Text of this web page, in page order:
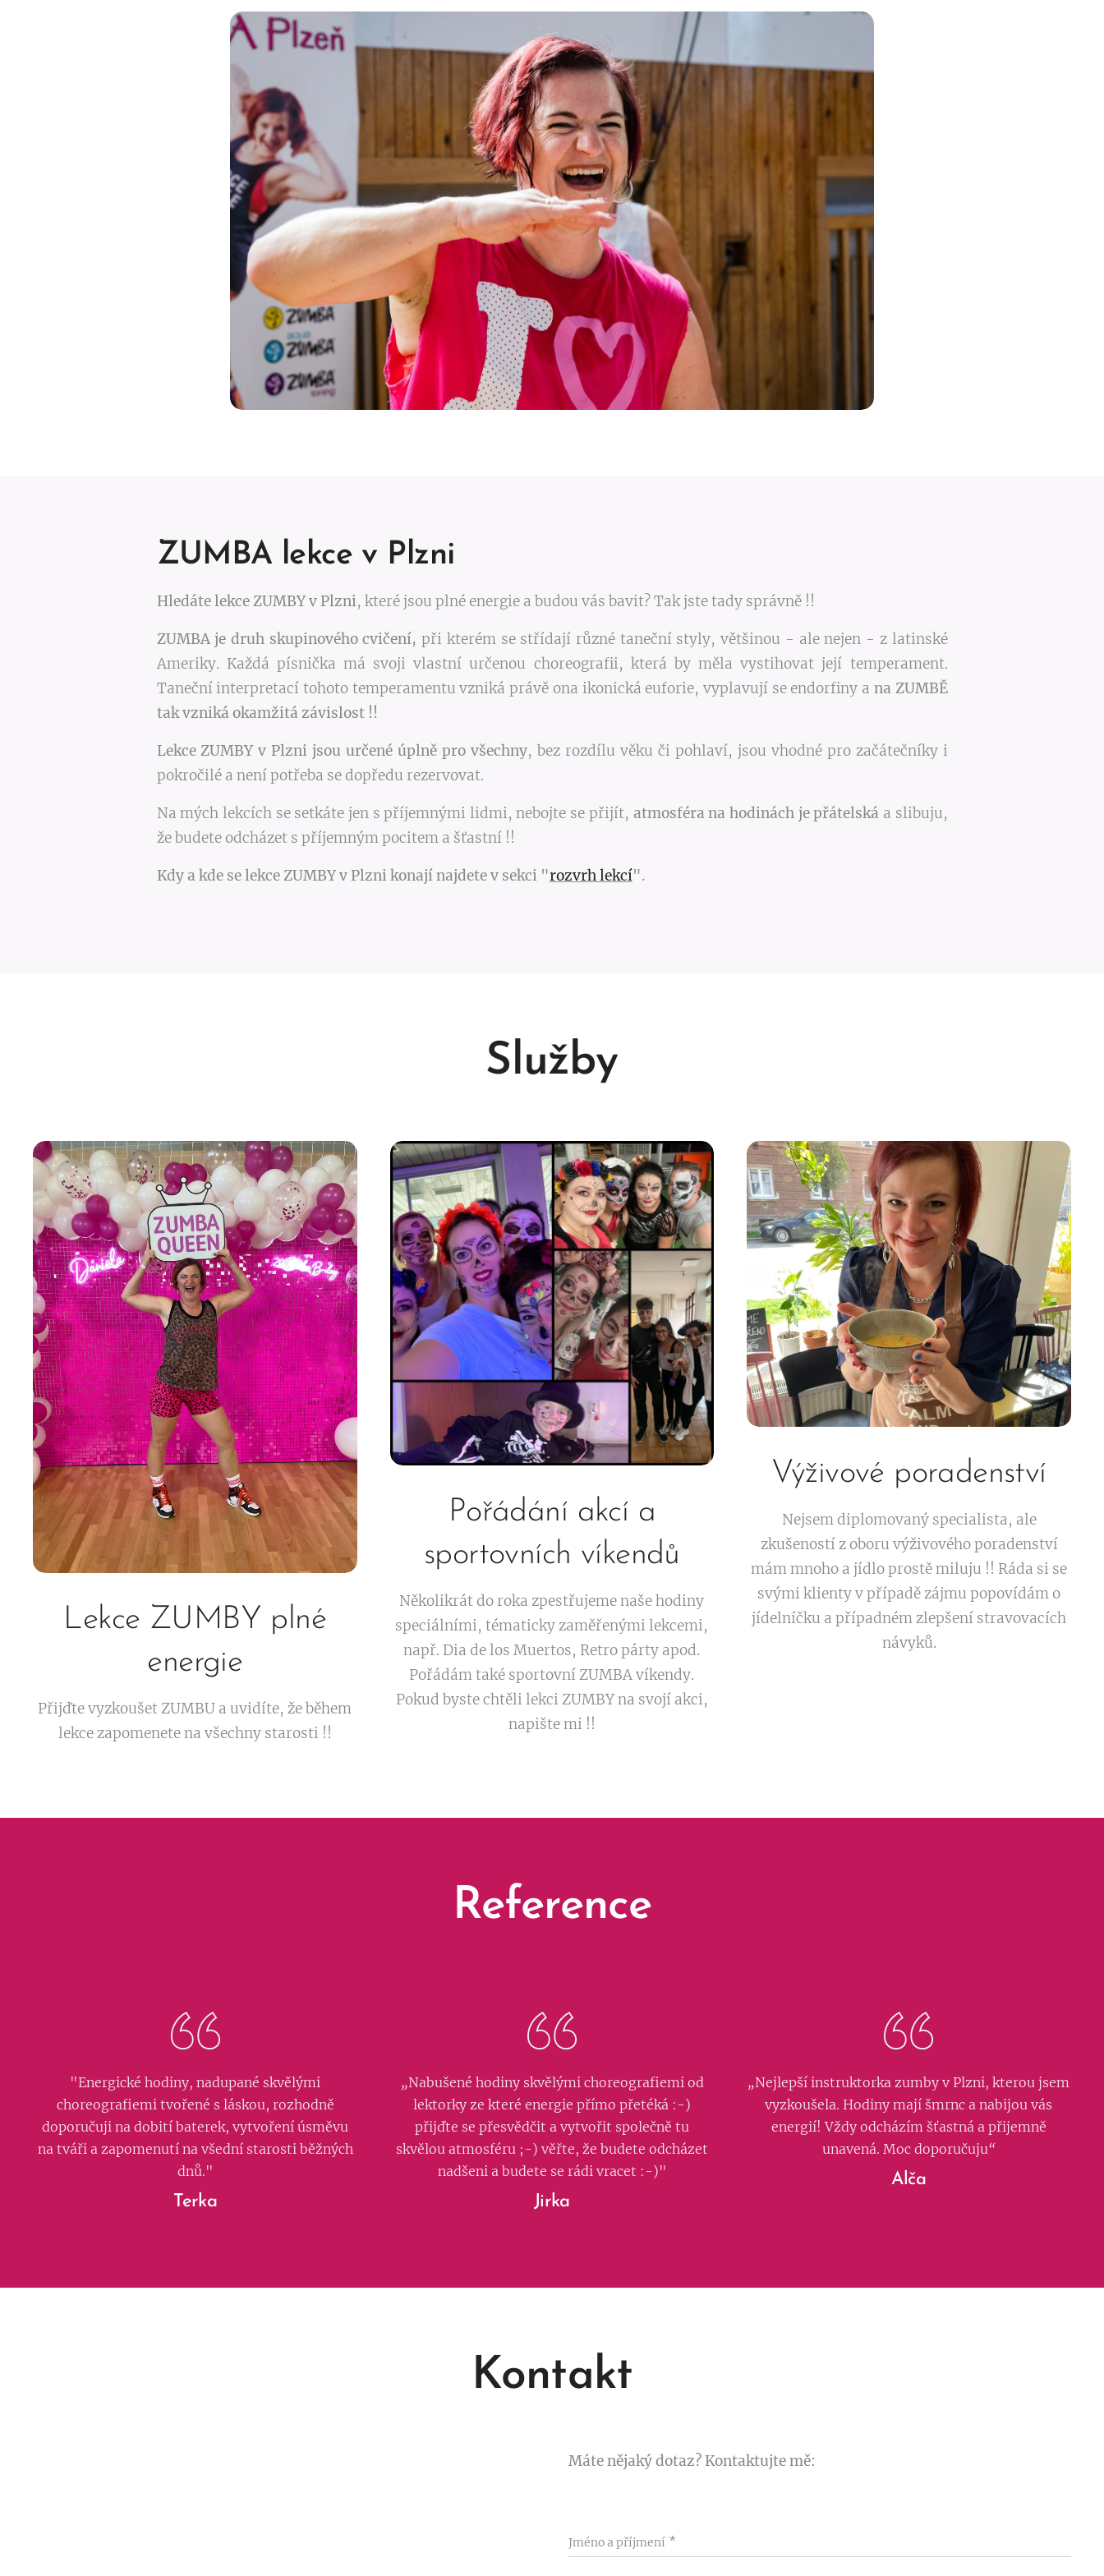
ZUMBA lekce v Plzni
Hledáte lekce ZUMBY v Plzni, které jsou plné energie a budou vás bavit? Tak jste tady správně !!
ZUMBA je druh skupinového cvičení, při kterém se střídají různé taneční styly, většinou - ale nejen - z latinské
Ameriky. Každá písnička má svoji vlastní určenou choreografii, která by měla vystihovat její temperament.
Taneční interpretací tohoto temperamentu vzniká právě ona ikonická euforie, vyplavují se endorfiny a na ZUMBĚ
tak vzniká okamžitá závislost !!
Lekce ZUMBY v Plzni jsou určené úplně pro všechny, bez rozdílu věku či pohlaví, jsou vhodné pro začátečníky i
pokročilé a není potřeba se dopředu rezervovat.
Na mých lekcích se setkáte jen s příjemnými lidmi, nebojte se přijít, atmosféra na hodinách je přátelská a slibuju,
že budete odcházet s příjemným pocitem a šťastní !!
Kdy a kde se lekce ZUMBY v Plzni konají najdete v sekci "rozvrh lekcí".
Služby
Lekce ZUMBY plné
energie
Přijďte vyzkoušet ZUMBU a uvidíte, že během
lekce zapomenete na všechny starosti !!
Pořádání akcí a
sportovních víkendů
Několikrát do roka zpestřujeme naše hodiny
speciálními, tématicky zaměřenými lekcemi,
např. Dia de los Muertos, Retro párty apod.
Pořádám také sportovní ZUMBA víkendy.
Pokud byste chtěli lekci ZUMBY na svojí akci,
napište mi !!
Výživové poradenství
Nejsem diplomovaný specialista, ale
zkušeností z oboru výživového poradenství
mám mnoho a jídlo prostě miluju !! Ráda si se
svými klienty v případě zájmu popovídám o
jídelníčku a případném zlepšení stravovacích
návyků.
Reference
"Energické hodiny, nadupané skvělými
choreografiemi tvořené s láskou, rozhodně
doporučuji na dobití baterek, vytvoření úsměvu
na tváři a zapomenutí na všední starosti běžných
dnů."
Terka
„Nabušené hodiny skvělými choreografiemi od
lektorky ze které energie přímo přetéká :-)
přijďte se přesvědčit a vytvořit společně tu
skvělou atmosféru ;-) věřte, že budete odcházet
nadšeni a budete se rádi vracet :-)"
Jirka
„Nejlepší instruktorka zumby v Plzni, kterou jsem
vyzkoušela. Hodiny mají šmrnc a nabijou vás
energií! Vždy odcházím šťastná a přijemně
unavená. Moc doporučuju“
Alča
Kontakt
Máte nějaký dotaz? Kontaktujte mě:
Jméno a příjmení